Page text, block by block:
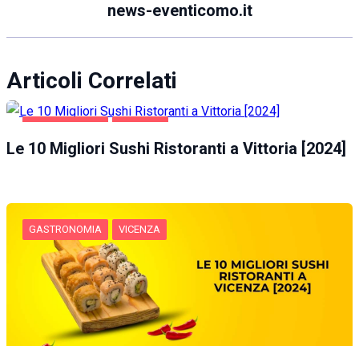
news-eventicomo.it
Articoli Correlati
Le 10 Migliori Sushi Ristoranti a Vittoria [2024]
GASTRONOMIA VICENZA